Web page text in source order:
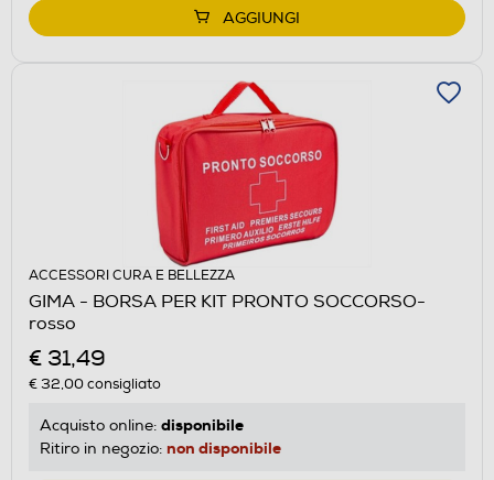
AGGIUNGI
ACCESSORI CURA E BELLEZZA
GIMA - BORSA PER KIT PRONTO SOCCORSO-
rosso
€ 31,49
€ 32,00consigliato
Acquisto online: disponibile
Ritiro in negozio: non disponibile